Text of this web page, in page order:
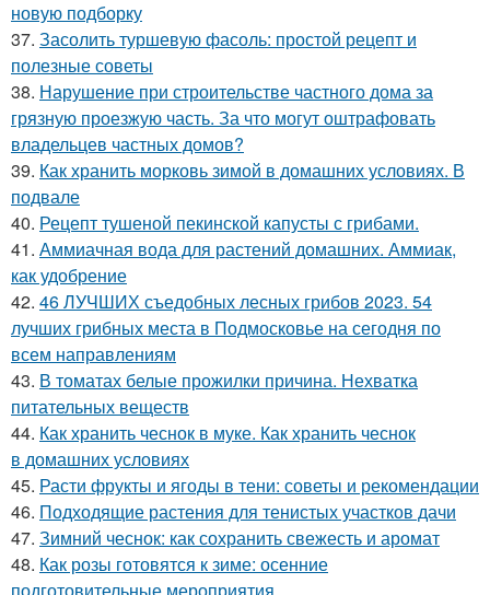
новую подборку
37. Засолить туршевую фасоль: простой рецепт и
полезные советы
38. Нарушение при строительстве частного дома за
грязную проезжую часть. За что могут оштрафовать
владельцев частных домов?
39. Как хранить морковь зимой в домашних условиях. В
подвале
40. Рецепт тушеной пекинской капусты с грибами.
41. Аммиачная вода для растений домашних. Аммиак,
как удобрение
42. 46 ЛУЧШИХ съедобных лесных грибов 2023. 54
лучших грибных места в Подмосковье на сегодня по
всем направлениям
43. В томатах белые прожилки причина. Нехватка
питательных веществ
44. Как хранить чеснок в муке. Как хранить чеснок
в домашних условиях
45. Расти фрукты и ягоды в тени: советы и рекомендации
46. Подходящие растения для тенистых участков дачи
47. Зимний чеснок: как сохранить свежесть и аромат
48. Как розы готовятся к зиме: осенние
подготовительные мероприятия